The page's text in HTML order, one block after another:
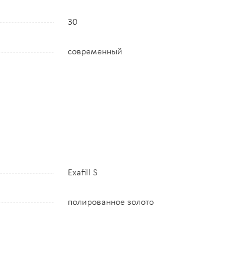
30
современный
Exafill S
полированное золото